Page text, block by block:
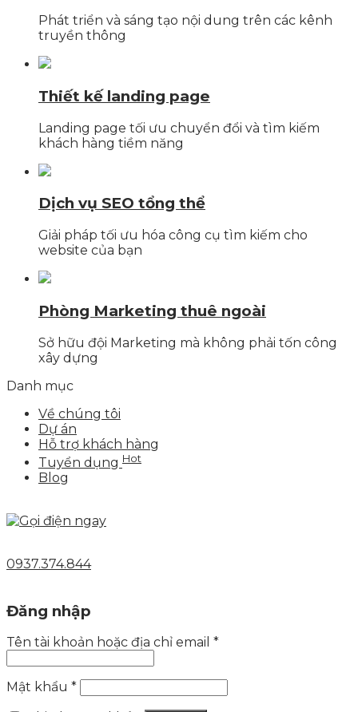
Phát triển và sáng tạo nội dung trên các kênh
truyền thông
Thiết kế landing page
Landing page tối ưu chuyển đổi và tìm kiếm
khách hàng tiềm năng
Dịch vụ SEO tổng thể
Giải pháp tối ưu hóa công cụ tìm kiếm cho
website của bạn
Phòng Marketing thuê ngoài
Sở hữu đội Marketing mà không phải tốn công
xây dựng
Danh mục
Về chúng tôi
Dự án
Hỗ trợ khách hàng
Tuyển dụng Hot
Blog
0937.374.844
Đăng nhập
Tên tài khoản hoặc địa chỉ email *
Mật khẩu *